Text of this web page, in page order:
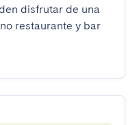
disfrutar de una
restaurante y bar